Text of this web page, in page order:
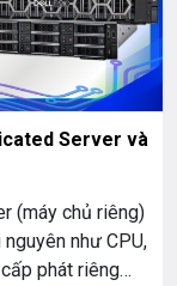
Server và
(máy chủ riêng)
như CPU,
phát riêng